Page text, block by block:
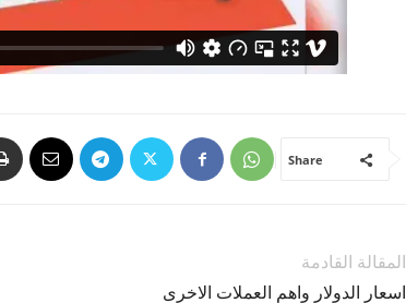
Share
المقالة القادمة
اسعار الدولار واهم العملات الاخرى